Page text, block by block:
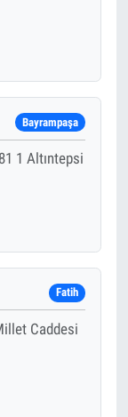
Bayrampaşa
1 Altıntepsi
Fatih
Caddesi